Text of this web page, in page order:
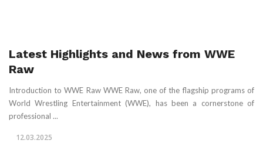
Latest Highlights and News from WWE
Raw
Introduction to WWE Raw WWE Raw, one of the flagship programs of
World Wrestling Entertainment (WWE), has been a cornerstone of
professional ...
12.03.2025